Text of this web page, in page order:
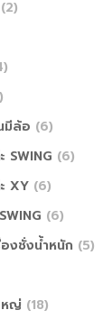
(2)
มีล้อ (6)
SWING (6)
XY (6)
(6)
งชั่งน้ำหนัก (5)
หญ่ (18)